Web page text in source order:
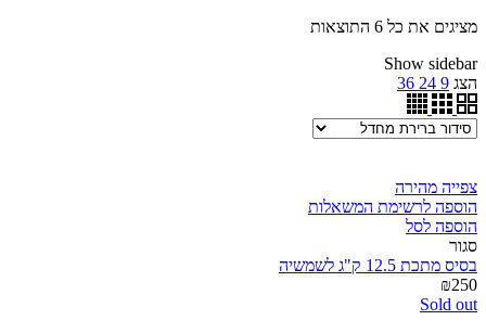
מציגים את כל ⁦6⁩ התוצאות
Show sidebar
הצג 9
24
36
צפייה מהירה
הוספה לרשימת המשאלות
הוספה לסל
סגור
בסיס מתכת 12.5 ק"ג לשמשיה
₪250
Sold out